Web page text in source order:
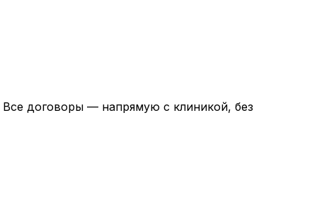
договоры — напрямую с клиникой, без